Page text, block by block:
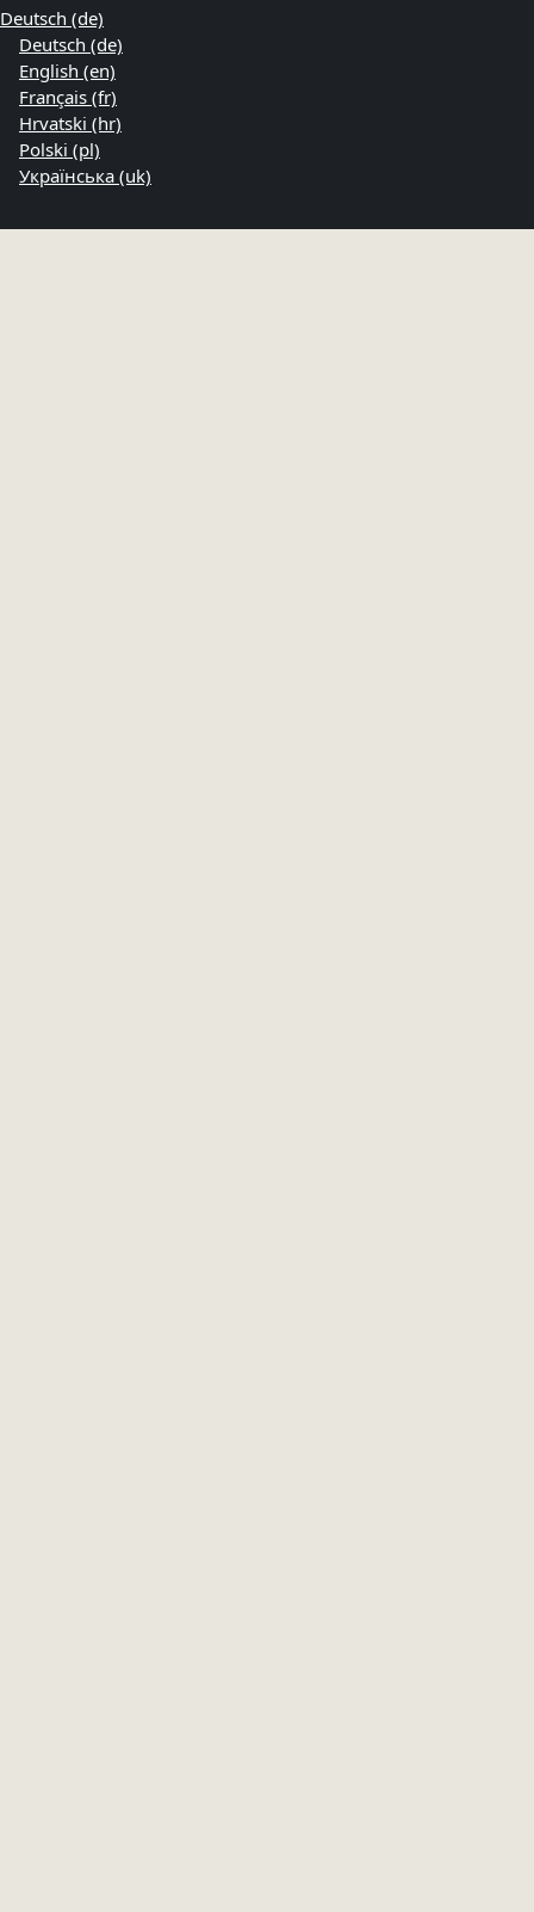
Deutsch ‎(de)‎
Deutsch ‎(de)‎
English ‎(en)‎
Français ‎(fr)‎
Hrvatski ‎(hr)‎
Polski ‎(pl)‎
Українська ‎(uk)‎